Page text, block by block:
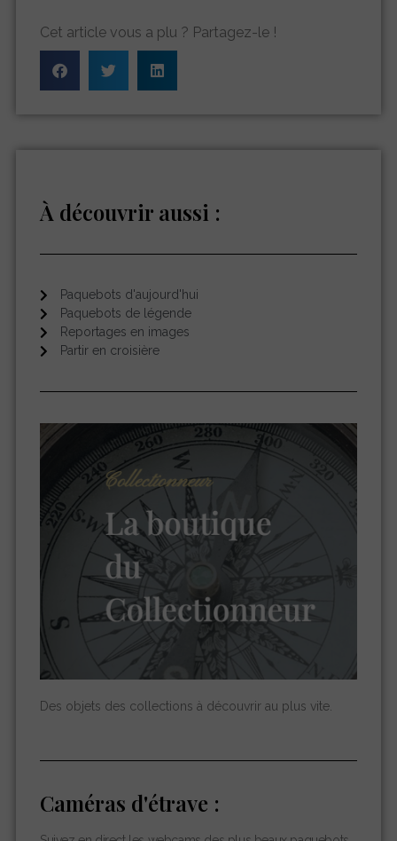
Cet article vous a plu ? Partagez-le !
À découvrir aussi :
Paquebots d'aujourd'hui
Paquebots de légende
Reportages en images
Partir en croisière
Des objets des collections à découvrir au plus vite.
Caméras d'étrave :